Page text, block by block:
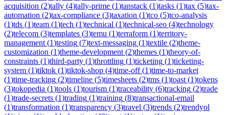
acquisition (2)tally (4)tally-prime (1)tanstack (1)tasks (1)tax (5)tax-
automation (2)tax-compliance (3)taxation (1)tco (5)tco-analysis
(1)tds (1)team (1)tech (1)technical (1)technical-seo (4)technology
(2)telecom (3)templates (3)temu (1)terraform (1)territory-
management (1)testing (7)text-messaging (1)textile (2)theme-
customization (1)theme-development (2)themes (1)theory-of-
constraints (1)third-party (1)throttling (1)ticketing (1)ticketing-
system (1)tiktok (1)tiktok-shop (4)time-off(1)time-to-market
(1)time-tracking (2)timeline (5)timesheets (2)tms (1)toast (1)tokens
(3)tokopedia (1)tools (1)tourism (1)traceability (6)tracking (2)trade
(1)trade-secrets (1)trading (1)training (8)transactional-email
(1)transformation (1)transparency (3)travel (3)trends (2)trendyol